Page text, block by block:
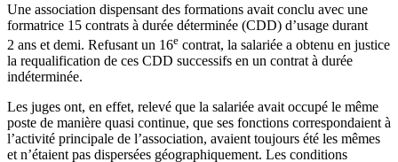
Une association dispensant des formations avait conclu avec une
formatrice 15 contrats à durée déterminée (CDD) d’usage durant
2 ans et demi. Refusant un 16e contrat, la salariée a obtenu en justice
la requalification de ces CDD successifs en un contrat à durée
indéterminée.
Les juges ont, en effet, relevé que la salariée avait occupé le même
poste de manière quasi continue, que ses fonctions correspondaient à
l’activité principale de l’association, avaient toujours été les mêmes
et n’étaient pas dispersées géographiquement. Les conditions